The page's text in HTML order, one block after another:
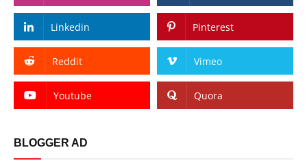
Linkedin Pinterest
Reddit Vimeo
Youtube Quora
BLOGGER AD